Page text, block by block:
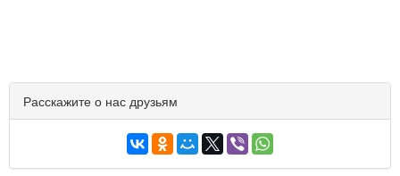
Расскажите о нас друзьям